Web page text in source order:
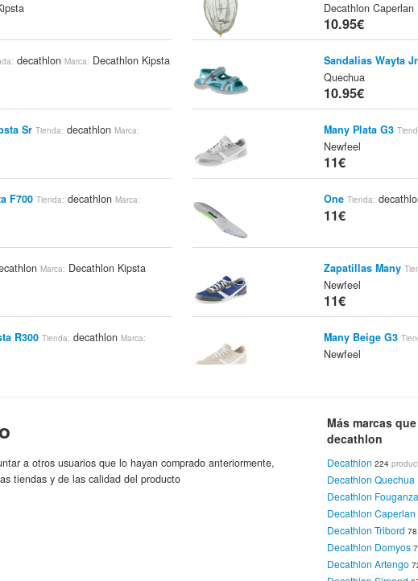
decathlonMarca: Decathlon Kipsta
Sr Tienda: decathlonMarca:
F700 Tienda: decathlonMarca:
Marca: Decathlon Kipsta
R300 Tienda: decathlonMarca:
Decathlon Caperlan
10.95€
Sandalias Wayta Jr
Quechua
10.95€
Many Plata G3
Newfeel
11€
One Tienda:
11€
Zapatillas Many
Newfeel
11€
Many Beige G3
Newfeel
Marca:Decathlon
11.95€
Calzoncillos
Marca:Decathlon
11.95€
Mini-Canasta Tienda:
11.95€
a otros usuarios que lo hayan comprado anteriormente,
tiendas y de las calidad del producto
Más marcas
decathlon
Decathlon 224
Decathlon Quechua
Decathlon Fouganza
Decathlon Caperlan
Decathlon Tribord
Decathlon Domyos
Decathlon Artengo